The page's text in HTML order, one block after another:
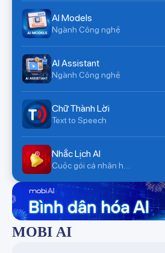
AI Models
Ngành Công nghệ
AI Assistant
Ngành Công nghệ
Chữ Thành Lời
Text to Speech
Nhắc Lịch AI
MOBI AI